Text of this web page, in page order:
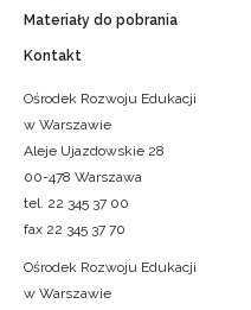
Materiały do pobrania
Kontakt
Ośrodek Rozwoju Edukacji
w Warszawie
Aleje Ujazdowskie 28
00-478 Warszawa
tel. 22 345 37 00
fax 22 345 37 70
Ośrodek Rozwoju Edukacji
w Warszawie